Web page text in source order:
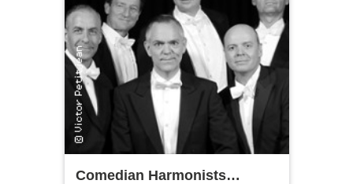
Comedian Harmonists